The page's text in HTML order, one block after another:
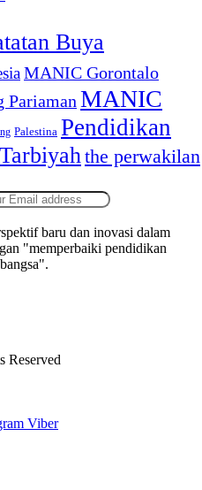
Buya
MANIC Gorontalo
PariamanMANIC
Palestina Pendidikan
Tarbiyahthe perwakilan
baru dan inovasi dalam
"memperbaiki pendidikan
Reserved
Viber